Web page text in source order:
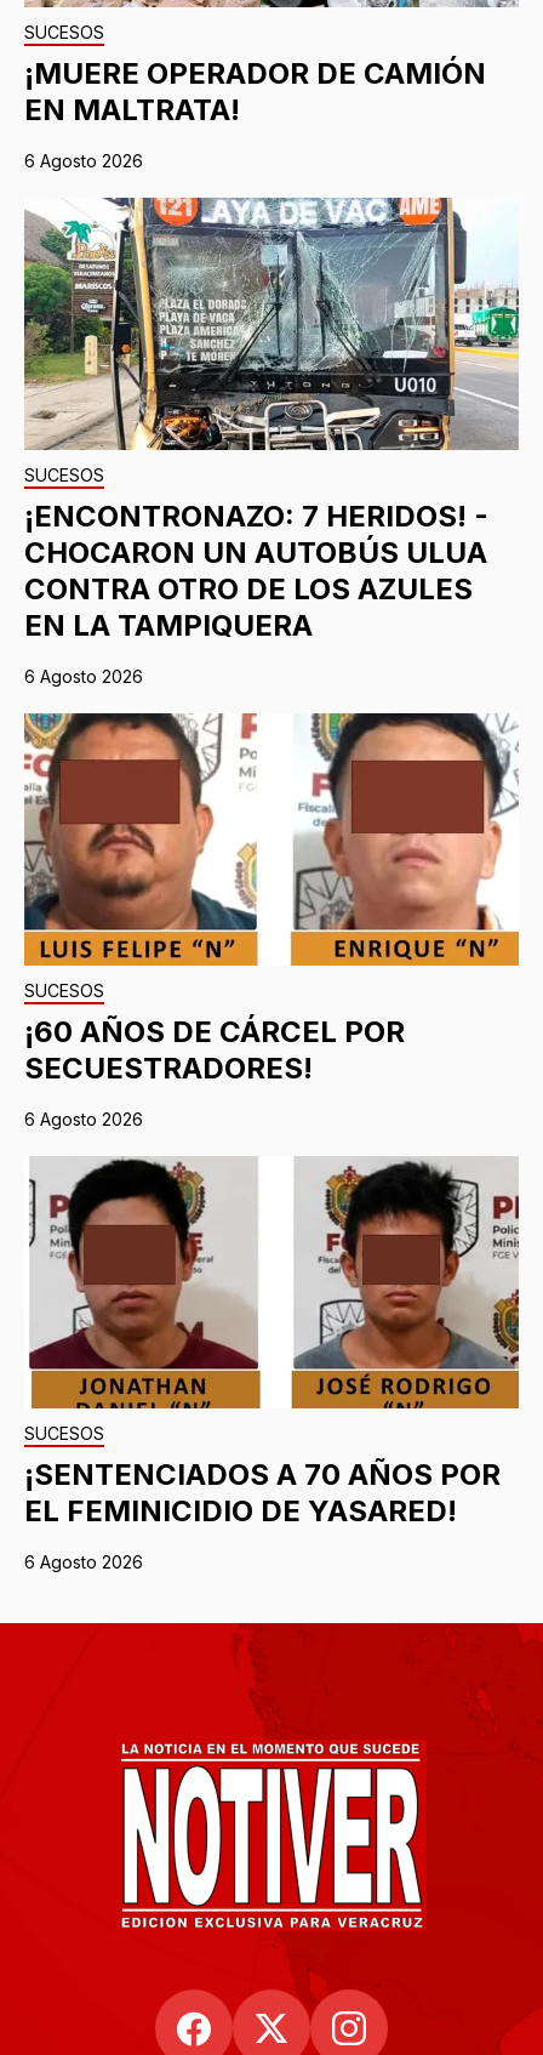
SUCESOS
¡MUERE OPERADOR DE CAMIÓN
EN MALTRATA!
6 Agosto 2026
SUCESOS
¡ENCONTRONAZO: 7 HERIDOS! -
CHOCARON UN AUTOBÚS ULUA
CONTRA OTRO DE LOS AZULES
EN LA TAMPIQUERA
6 Agosto 2026
SUCESOS
¡60 AÑOS DE CÁRCEL POR
SECUESTRADORES!
6 Agosto 2026
SUCESOS
¡SENTENCIADOS A 70 AÑOS POR
EL FEMINICIDIO DE YASARED!
6 Agosto 2026